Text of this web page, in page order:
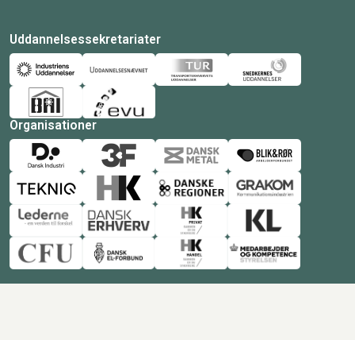
Uddannelsessekretariater
Organisationer